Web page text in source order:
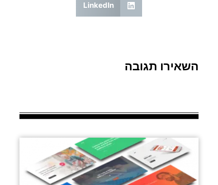
LinkedIn
השאירו תגובה